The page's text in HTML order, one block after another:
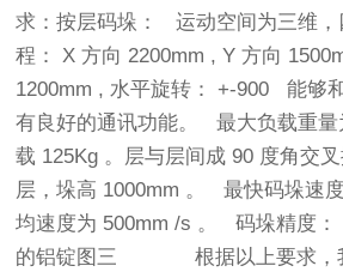
求：按层码垛： 运动空间为三维
程： X 方向 2200mm , Y 方向
1200mm , 水平旋转： +-900 能够
有良好的通讯功能。 最大负载重量
载 125Kg 。层与层间成 90 度角交
层，垛高 1000mm 。 最快码垛速
均速度为 500mm /s 。 码垛精度
的铝锭图三 根据以上要求，我